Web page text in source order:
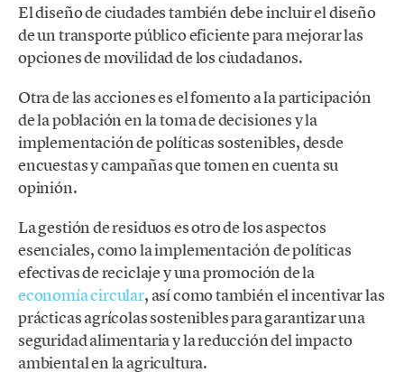
El diseño de ciudades también debe incluir el diseño
de un transporte público eficiente para mejorar las
opciones de movilidad de los ciudadanos.
Otra de las acciones es el fomento a la participación
de la población en la toma de decisiones y la
implementación de políticas sostenibles, desde
encuestas y campañas que tomen en cuenta su
opinión.
La gestión de residuos es otro de los aspectos
esenciales, como la implementación de políticas
efectivas de reciclaje y una promoción de la
economía circular, así como también el incentivar las
prácticas agrícolas sostenibles para garantizar una
seguridad alimentaria y la reducción del impacto
ambiental en la agricultura.